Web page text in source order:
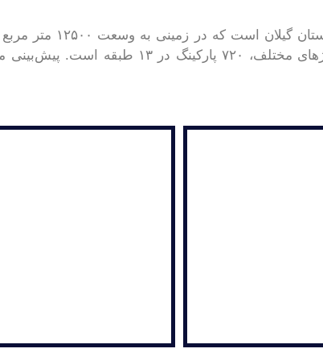
به وسعت ۱۲۵۰۰ متر مربع و ۸۶۰۰۰ متر مربع بنا واقع در شهر
احداث می‌شود. این پروژه شامل ۱۲۳۱ واحد تجاری با